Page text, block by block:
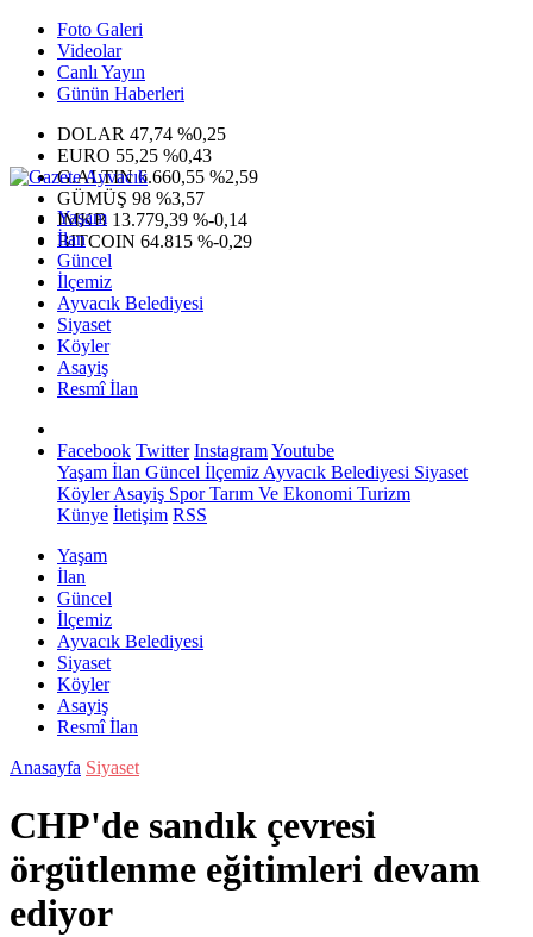
Foto Galeri
Videolar
Canlı Yayın
Günün Haberleri
DOLAR 47,74 %0,25
EURO 55,25 %0,43
G.ALTIN6.660,55 %2,59
GÜMÜŞ 98 %3,57
IMKB 13.779,39 %-0,14
BITCOIN 64.815 %-0,29
Yaşam
İlan
Güncel
İlçemiz
Ayvacık Belediyesi
Siyaset
Köyler
Asayiş
Resmî İlan
Facebook Twitter InstagramYoutube
Yaşam İlan Güncel İlçemiz Ayvacık Belediyesi Siyaset
KöylerAsayiş SporTarım Ve Ekonomi Turizm
Künye İletişim RSS
Yaşam
İlan
Güncel
İlçemiz
Ayvacık Belediyesi
Siyaset
Köyler
Asayiş
Resmî İlan
Anasayfa Siyaset
CHP'de sandık çevresi
örgütlenme eğitimleri devam
ediyor